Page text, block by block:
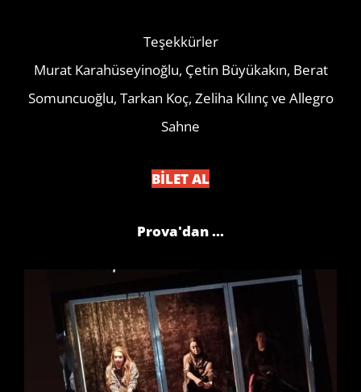
Teşekkürler
Murat Karahüseyinoğlu, Çetin Büyükakın, Berat
Somuncuoğlu, Tarkan Koç, Zeliha Kılınç ve Allegro
Sahne
BİLET AL
Prova'dan ...